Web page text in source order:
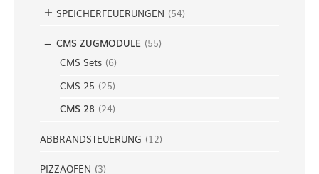
SPEICHERFEUERUNGEN (54)
CMS ZUGMODULE (55)
CMS Sets (6)
CMS 25 (25)
CMS 28 (24)
ABBRANDSTEUERUNG (12)
PIZZAOFEN (3)